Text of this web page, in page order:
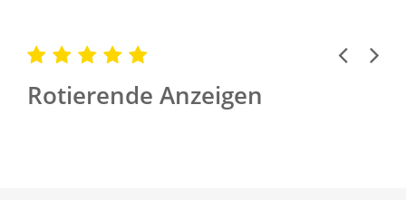
Rotierende Anzeigen
Previous
Next